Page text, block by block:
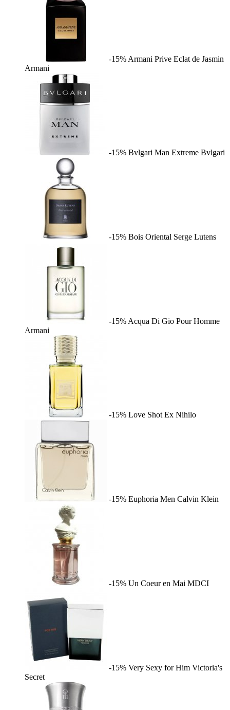
-15% Armani Prive Eclat de Jasmin
Armani
-15% Bvlgari Man Extreme Bvlgari
-15% Bois Oriental Serge Lutens
-15% Acqua Di Gio Pour Homme
Armani
-15% Love Shot Ex Nihilo
-15% Euphoria Men Calvin Klein
-15% Un Coeur en Mai MDCI
-15% Very Sexy for Him Victoria's
Secret